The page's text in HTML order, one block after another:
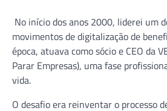
No início dos anos 2000, liderei um
movimentos de digitalização de
época, atuava como sócio e CEO da
Parar Empresas), uma fase
vida.
O desafio era reinventar o processo